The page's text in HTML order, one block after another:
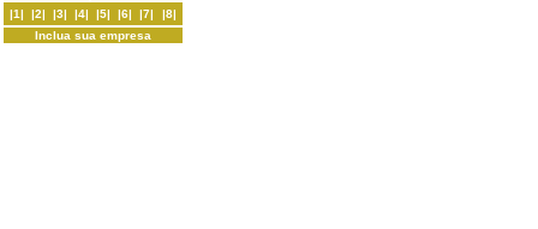
|1|
|2| |3| |4| |5| |6| |7|
|8|
Inclua sua empresa